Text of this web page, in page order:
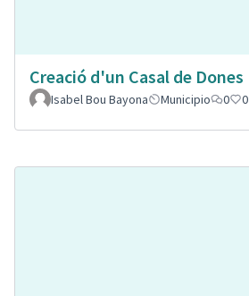
Creació d'un Casal de Dones
Isabel Bou Bayona
Municipio 0 0